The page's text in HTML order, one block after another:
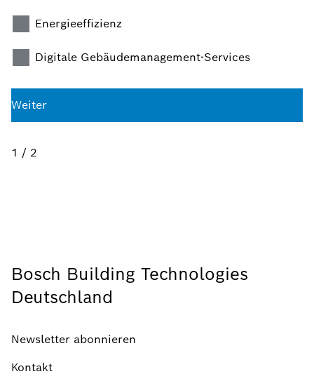
Energieeffizienz
Digitale Gebäudemanagement-Services
Weiter
1 / 2
Bosch Building Technologies
Deutschland
Newsletter abonnieren
Kontakt